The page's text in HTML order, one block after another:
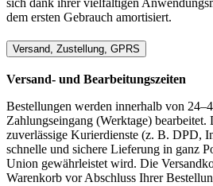
dem ersten Gebrauch amortisiert.
Versand, Zustellung, GPRS
Versand- und Bearbeitungszeiten
Bestellungen werden innerhalb von
Zahlungseingang (Werktage) bearbeitet.
zuverlässige Kurierdienste (z. B. DPD,
schnelle und sichere Lieferung in ganz
Union gewährleistet wird. Die
Warenkorb vor Abschluss Ihrer